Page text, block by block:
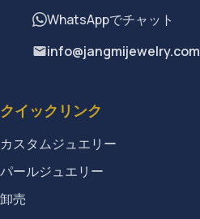
WhatsAppでチャット
info@jangmijewelry.com
クイックリンク
カスタムジュエリー
パールジュエリー
卸売